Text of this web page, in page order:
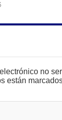
no
están